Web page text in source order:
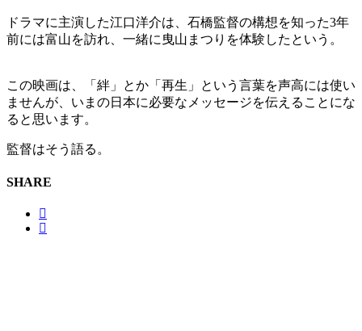
ドラマに主演した江口洋介は、石橋監督の構想を知った3年
前には富山を訪れ、一緒に曳山まつりを体験したという。
この映画は、「絆」とか「再生」という言葉を声高には使い
ませんが、いまの日本に必要なメッセージを伝えることにな
ると思います。
監督はそう語る。
SHARE